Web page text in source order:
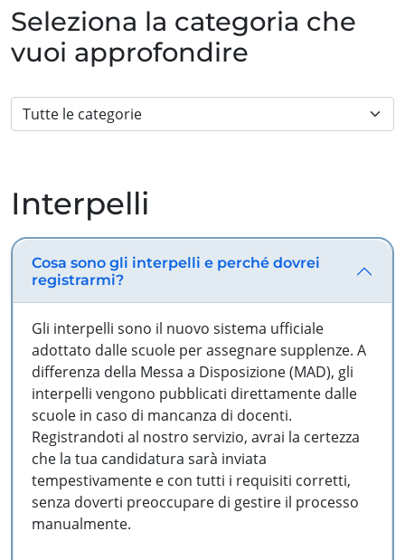
Seleziona la categoria che
vuoi approfondire
Interpelli
Cosa sono gli interpelli e perché dovrei
registrarmi?
Gli interpelli sono il nuovo sistema ufficiale
adottato dalle scuole per assegnare supplenze. A
differenza della Messa a Disposizione (MAD), gli
interpelli vengono pubblicati direttamente dalle
scuole in caso di mancanza di docenti.
Registrandoti al nostro servizio, avrai la certezza
che la tua candidatura sarà inviata
tempestivamente e con tutti i requisiti corretti,
senza doverti preoccupare di gestire il processo
manualmente.